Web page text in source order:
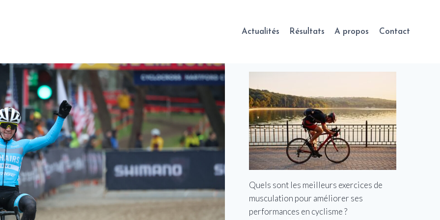
Actualités Résultats A propos Contact
Quels sont les meilleurs exercices de
musculation pour améliorer ses
performances en cyclisme ?